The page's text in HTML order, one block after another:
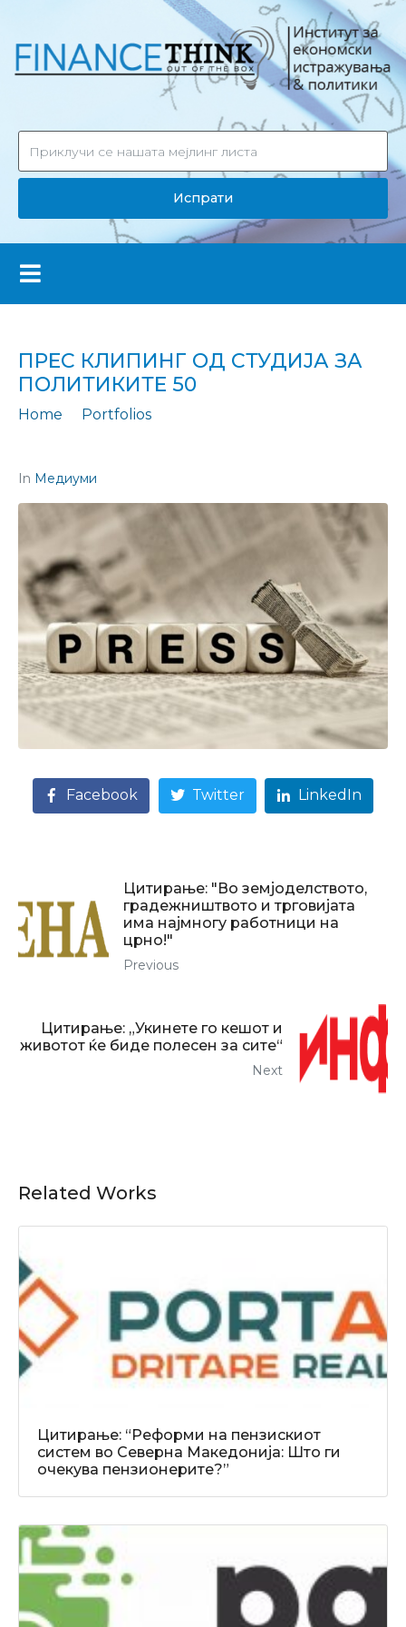
Испрати
ПРЕС КЛИПИНГ ОД СТУДИЈА ЗА
ПОЛИТИКИТЕ 50
Home
Portfolios
In Медиуми
Facebook Twitter LinkedIn
Цитирање: "Во земјоделството,
градежништвото и трговијата
има најмногу работници на
црно!"
Previous
Цитирање: „Укинете го кешот и
животот ќе биде полесен за сите“
Next
Related Works
Цитирање: “Реформи на пензискиот
систем во Северна Македонија: Што ги
очекува пензионерите?”